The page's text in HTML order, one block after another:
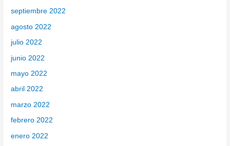
septiembre 2022
agosto 2022
julio 2022
junio 2022
mayo 2022
abril 2022
marzo 2022
febrero 2022
enero 2022